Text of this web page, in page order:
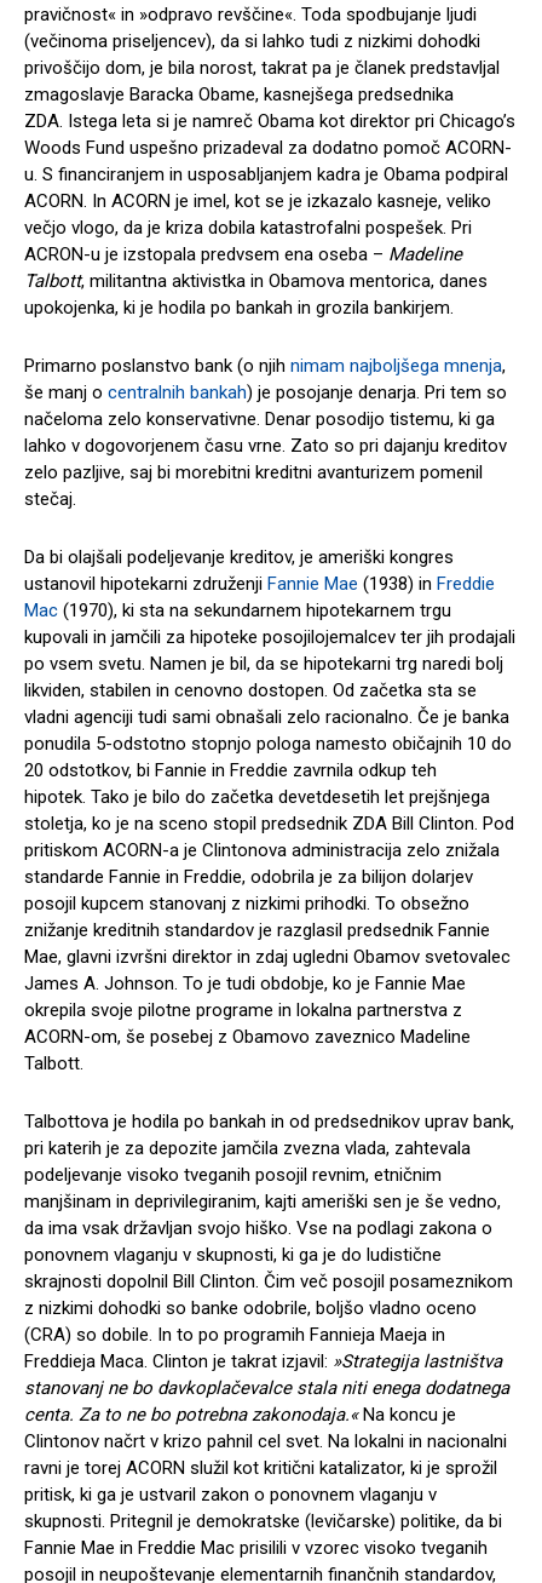
pravičnost« in »odpravo revščine«. Toda spodbujanje ljudi
(večinoma priseljencev), da si lahko tudi z nizkimi dohodki
privoščijo dom, je bila norost, takrat pa je članek predstavljal
zmagoslavje Baracka Obame, kasnejšega predsednika
ZDA. Istega leta si je namreč Obama kot direktor pri Chicago’s
Woods Fund uspešno prizadeval za dodatno pomoč ACORN-
u. S financiranjem in usposabljanjem kadra je Obama podpiral
ACORN. In ACORN je imel, kot se je izkazalo kasneje, veliko
večjo vlogo, da je kriza dobila katastrofalni pospešek. Pri
ACRON-u je izstopala predvsem ena oseba – Madeline
Talbott, militantna aktivistka in Obamova mentorica, danes
upokojenka, ki je hodila po bankah in grozila bankirjem.
Primarno poslanstvo bank (o njih nimam najboljšega mnenja,
še manj o centralnih bankah) je posojanje denarja. Pri tem so
načeloma zelo konservativne. Denar posodijo tistemu, ki ga
lahko v dogovorjenem času vrne. Zato so pri dajanju kreditov
zelo pazljive, saj bi morebitni kreditni avanturizem pomenil
stečaj.
Da bi olajšali podeljevanje kreditov, je ameriški kongres
ustanovil hipotekarni združenji Fannie Mae (1938) in Freddie
Mac (1970), ki sta na sekundarnem hipotekarnem trgu
kupovali in jamčili za hipoteke posojilojemalcev ter jih prodajali
po vsem svetu. Namen je bil, da se hipotekarni trg naredi bolj
likviden, stabilen in cenovno dostopen. Od začetka sta se
vladni agenciji tudi sami obnašali zelo racionalno. Če je banka
ponudila 5-odstotno stopnjo pologa namesto običajnih 10 do
20 odstotkov, bi Fannie in Freddie zavrnila odkup teh
hipotek. Tako je bilo do začetka devetdesetih let prejšnjega
stoletja, ko je na sceno stopil predsednik ZDA Bill Clinton. Pod
pritiskom ACORN-a je Clintonova administracija zelo znižala
standarde Fannie in Freddie, odobrila je za bilijon dolarjev
posojil kupcem stanovanj z nizkimi prihodki. To obsežno
znižanje kreditnih standardov je razglasil predsednik Fannie
Mae, glavni izvršni direktor in zdaj ugledni Obamov svetovalec
James A. Johnson. To je tudi obdobje, ko je Fannie Mae
okrepila svoje pilotne programe in lokalna partnerstva z
ACORN-om, še posebej z Obamovo zaveznico Madeline
Talbott.
Talbottova je hodila po bankah in od predsednikov uprav bank,
pri katerih je za depozite jamčila zvezna vlada, zahtevala
podeljevanje visoko tveganih posojil revnim, etničnim
manjšinam in deprivilegiranim, kajti ameriški sen je še vedno,
da ima vsak državljan svojo hiško. Vse na podlagi zakona o
ponovnem vlaganju v skupnosti, ki ga je do ludistične
skrajnosti dopolnil Bill Clinton. Čim več posojil posameznikom
z nizkimi dohodki so banke odobrile, boljšo vladno oceno
(CRA) so dobile. In to po programih Fannieja Maeja in
Freddieja Maca. Clinton je takrat izjavil: »Strategija lastništva
stanovanj ne bo davkoplačevalce stala niti enega dodatnega
centa. Za to ne bo potrebna zakonodaja.«Na koncu je
Clintonov načrt v krizo pahnil cel svet. Na lokalni in nacionalni
ravni je torej ACORN služil kot kritični katalizator, ki je sprožil
pritisk, ki ga je ustvaril zakon o ponovnem vlaganju v
skupnosti. Pritegnil je demokratske (levičarske) politike, da bi
Fannie Mae in Freddie Mac prisilili v vzorec visoko tveganih
posojil in neupoštevanje elementarnih finančnih standardov,